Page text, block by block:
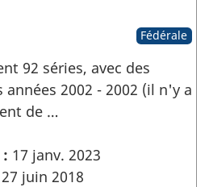
Fédérale
92 séries, avec des
2002 - 2002 (il n'y a
de …
17 janv. 2023
27 juin 2018